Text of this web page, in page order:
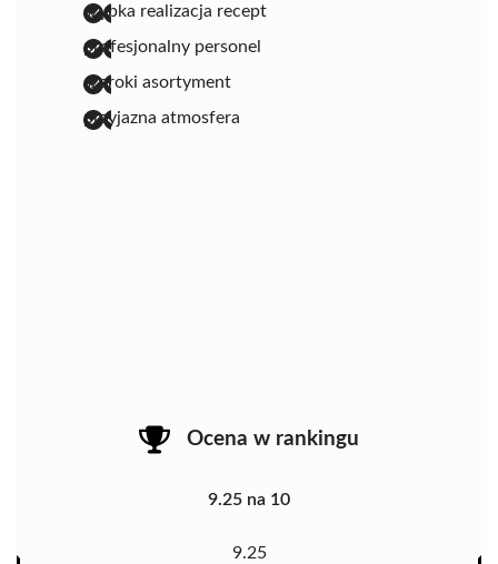
szybka realizacja recept
profesjonalny personel
szeroki asortyment
przyjazna atmosfera
Ocena w rankingu
9.25 na 10
9.25